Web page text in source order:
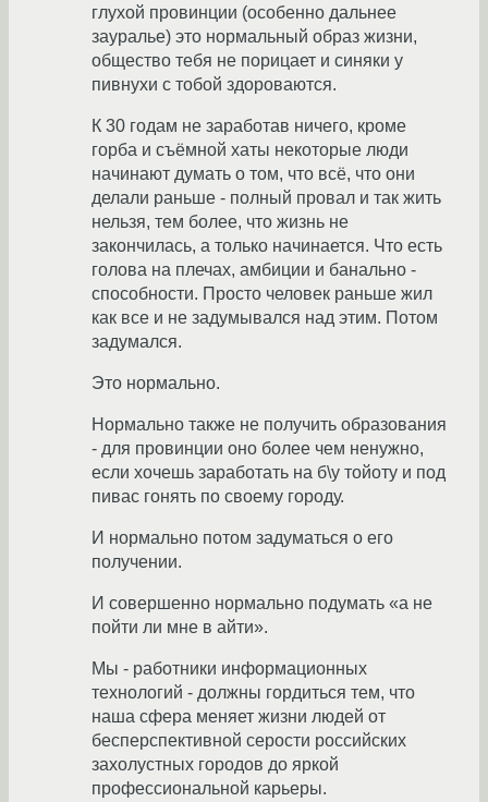
глухой провинции (особенно дальнее
зауралье) это нормальный образ жизни,
общество тебя не порицает и синяки у
пивнухи с тобой здороваются.
К 30 годам не заработав ничего, кроме
горба и съёмной хаты некоторые люди
начинают думать о том, что всё, что они
делали раньше - полный провал и так жить
нельзя, тем более, что жизнь не
закончилась, а только начинается. Что есть
голова на плечах, амбиции и банально -
способности. Просто человек раньше жил
как все и не задумывался над этим. Потом
задумался.
Это нормально.
Нормально также не получить образования
- для провинции оно более чем ненужно,
если хочешь заработать на б\у тойоту и под
пивас гонять по своему городу.
И нормально потом задуматься о его
получении.
И совершенно нормально подумать «а не
пойти ли мне в айти».
Мы - работники информационных
технологий - должны гордиться тем, что
наша сфера меняет жизни людей от
бесперспективной серости российских
захолустных городов до яркой
профессиональной карьеры.